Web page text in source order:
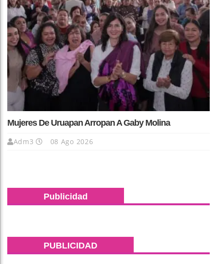
Mujeres De Uruapan Arropan A Gaby Molina
Adm3 08 Ago 2026
Publicidad
PUBLICIDAD